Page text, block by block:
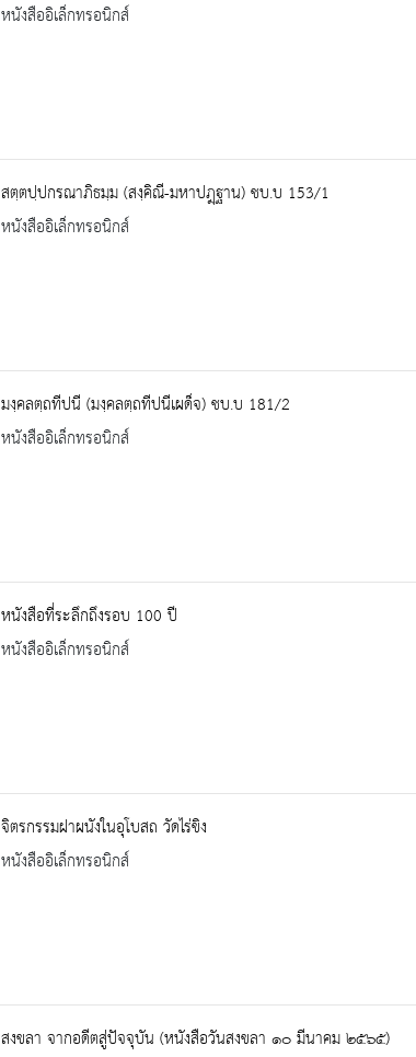
หนังสืออิเล็กทรอนิกส์
สตฺตปฺปกรณาภิธมฺม (สงฺคิณี-มหาปฎฺฐาน) ชบ.บ 153/1
หนังสืออิเล็กทรอนิกส์
มงฺคลตฺถทีปนี (มงฺคลตฺถทีปนีเผด็จ) ชบ.บ 181/2
หนังสืออิเล็กทรอนิกส์
หนังสือที่ระลึกถึงรอบ 100 ปี
หนังสืออิเล็กทรอนิกส์
จิตรกรรมฝาผนังในอุโบสถ วัดไร่ขิง
หนังสืออิเล็กทรอนิกส์
สงขลา จากอดีตสู่ปัจจุบัน (หนังสือวันสงขลา ๑๐ มีนาคม ๒๕๖๕)